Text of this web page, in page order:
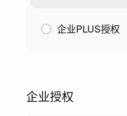
企业PLUS授权
企业授权